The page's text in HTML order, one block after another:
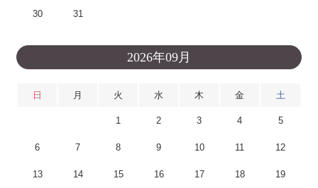
30 31
2026年09月
日 月 火 水 木 金 土
1 2 3 4 5
6 7 8 9 10 11 12
13 14 15 16 17 18 19